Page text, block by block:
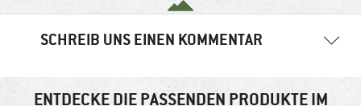
SCHREIB UNS EINEN KOMMENTAR
Felder sind mit*markiert
ENTDECKE DIE PASSENDEN PRODUKTE IM